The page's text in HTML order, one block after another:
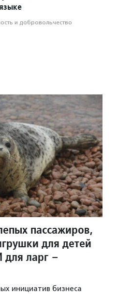
и доброволь­чест­во
пассажиров,
для детей
для ларг –
инициатив бизнеса